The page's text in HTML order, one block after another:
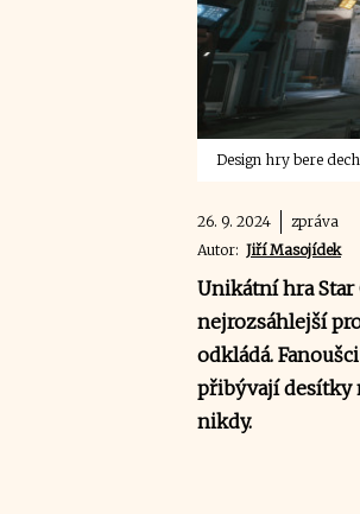
Design hry bere
26. 9. 2024
zpráva
Autor: Jiří Masojídek
Unikátní hra
nejrozsáhlejší
odkládá.
přibývají desítky
nikdy.